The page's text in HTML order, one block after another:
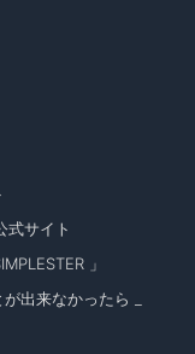
サイト
」
出来なかったら _